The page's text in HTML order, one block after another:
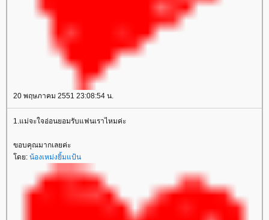
20 พฤษภาคม 2551 23:08:54 น.
1.แม่จะใจอ่อนยอมรับแฟนเราไหมค่ะ
ขอบคุณมากเลยค่ะ
ดย: น้องเหม่งยิ้มแป้น